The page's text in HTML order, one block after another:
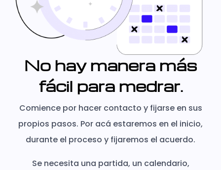
No hay manera más
fácil para medrar.
Comience por hacer contacto y fijarse en sus
propios pasos. Por acá estaremos en el inicio,
durante el proceso y fijaremos el acuerdo.
Se necesita una partida, un calendario,